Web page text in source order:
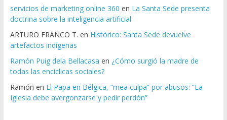
servicios de marketing online 360 en La Santa Sede presenta
doctrina sobre la inteligencia artificial
ARTURO FRANCO T. en Histórico: Santa Sede devuelve
artefactos indígenas
Ramón Puig dela Bellacasa en ¿Cómo surgió la madre de
todas las encíclicas sociales?
Ramón en El Papa en Bélgica, “mea culpa” por abusos: “La
Iglesia debe avergonzarse y pedir perdón”